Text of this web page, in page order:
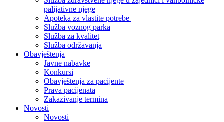
palijativne njege
Apoteka za vlastite potrebe
Služba voznog parka
Služba za kvalitet
Služba održavanja
Obavještenja
Javne nabavke
Konkursi
Obavještenja za pacijente
Prava pacijenata
Zakazivanje termina
Novosti
Novosti